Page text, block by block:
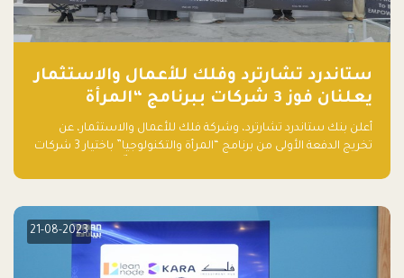
ستاندرد تشارترد وفلك للأعمال والاستثمار
يعلنان فوز 3 شركات ببرنامج “المرأة
والتكنولوجيا”
أعلن بنك ستاندرد تشارترد، وشركة فلك للأعمال والاستثمار، عن
تخريج الدفعة الأولى من برنامج “المرأة والتكنولوجيا” باختيار 3 شركات
الأعمال، اللواتي خضعن لبرنامج حاضنة مدته 8 أسابيع، أفكاراً مبتكرة
21-08-2023